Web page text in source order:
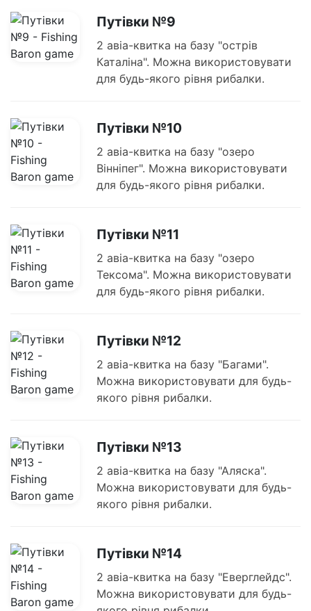
Путівки №9
2 авіа-квитка на базу "острів
Каталіна". Можна використовувати
для будь-якого рівня рибалки.
Путівки №10
2 авіа-квитка на базу "озеро
Вінніпег". Можна використовувати
для будь-якого рівня рибалки.
Путівки №11
2 авіа-квитка на базу "озеро
Тексома". Можна використовувати
для будь-якого рівня рибалки.
Путівки №12
2 авіа-квитка на базу "Багами".
Можна використовувати для будь-
якого рівня рибалки.
Путівки №13
2 авіа-квитка на базу "Аляска".
Можна використовувати для будь-
якого рівня рибалки.
Путівки №14
2 авіа-квитка на базу "Еверглейдс".
Можна використовувати для будь-